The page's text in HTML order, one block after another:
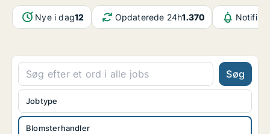
Nye i dag12 Opdaterede 24h1.370
Søg
Blomsterhandler
Jobtype